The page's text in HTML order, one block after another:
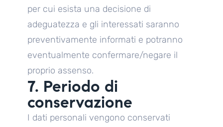
per cui esista una decisione di
adeguatezza e gli interessati saranno
preventivamente informati e potranno
eventualmente confermare/negare il
proprio assenso.
7. Periodo di
conservazione
I dati personali vengono conservati